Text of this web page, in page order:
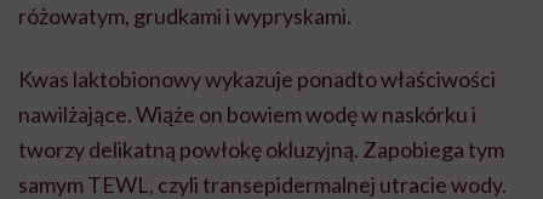
różowatym, grudkami i wypryskami.
Kwas laktobionowy wykazuje ponadto właściwości
nawilżające.Wiąże on bowiem wodę w naskórku i
tworzy delikatną powłokę okluzyjną. Zapobiega tym
samym TEWL, czyli transepidermalnej utracie wody.